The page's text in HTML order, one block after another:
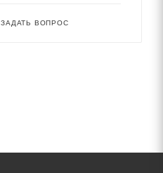
ЗАДАТЬ ВОПРОС